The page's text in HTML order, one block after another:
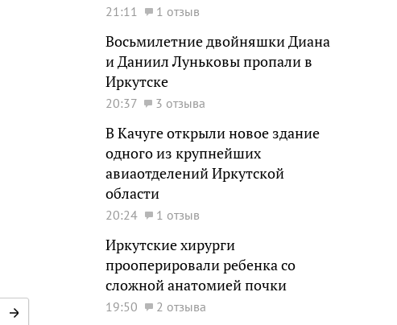
21:11 1 отзыв
Восьмилетние двойняшки Диана
и Даниил Луньковы пропали в
Иркутске
20:37 3 отзыва
В Качуге открыли новое здание
одного из крупнейших
авиаотделений Иркутской
области
20:24 1 отзыв
Иркутские хирурги
прооперировали ребенка со
сложной анатомией почки
19:50 2 отзыва